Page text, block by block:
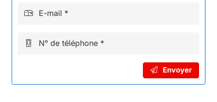
E-mail *
N° de téléphone *
Envoyer